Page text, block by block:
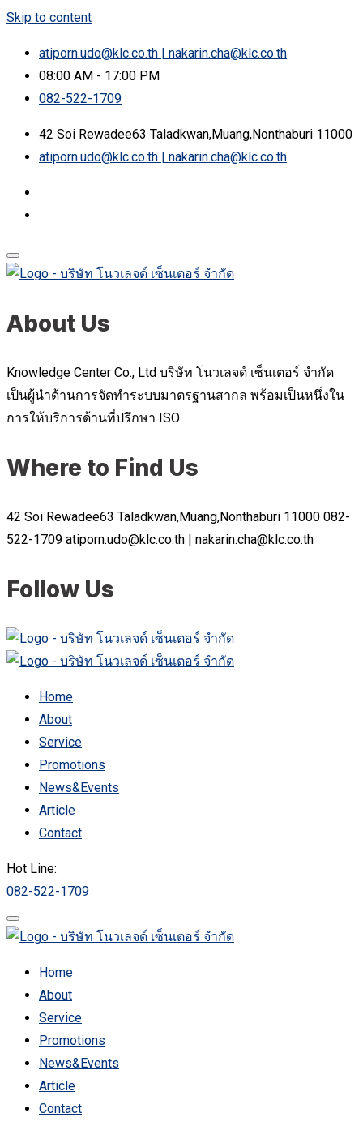
Skip to content
atiporn.udo@klc.co.th | nakarin.cha@klc.co.th
08:00 AM - 17:00 PM
082-522-1709
42 Soi Rewadee63 Taladkwan,Muang,Nonthaburi 11000
atiporn.udo@klc.co.th | nakarin.cha@klc.co.th
About Us
Knowledge Center Co., Ltd บริษัท โนวเลจด์ เซ็นเตอร์ จำกัด
เป็นผู้นำด้านการจัดทำระบบมาตรฐานสากล พร้อมเป็นหนึ่งใน
การให้บริการด้านที่ปรึกษา ISO
Where to Find Us
42 Soi Rewadee63 Taladkwan,Muang,Nonthaburi 11000 082-
522-1709 atiporn.udo@klc.co.th | nakarin.cha@klc.co.th
Follow Us
Home
About
Service
Promotions
News&Events
Article
Contact
Hot Line:
082-522-1709
Home
About
Service
Promotions
News&Events
Article
Contact